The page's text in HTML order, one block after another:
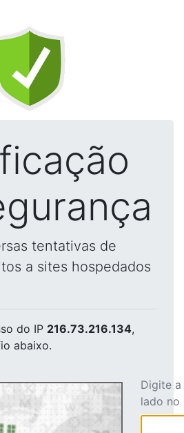
tentativas de
a sites hospedados
do IP 216.73.216.134,
abaixo.
Digite
lado no